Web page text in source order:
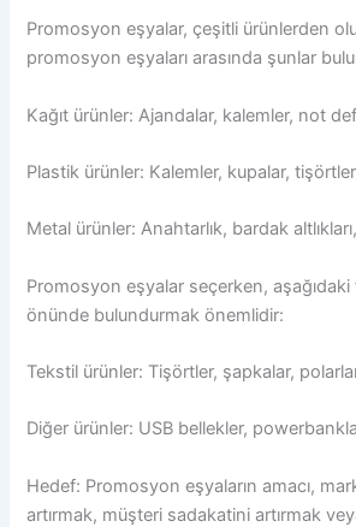
Promosyon eşyalar, çeşitli ürünlerden
promosyon eşyaları arasında şunlar
Kağıt ürünler: Ajandalar, kalemler, not
Plastik ürünler: Kalemler, kupalar,
Metal ürünler: Anahtarlık, bardak
Promosyon eşyalar seçerken,
önünde bulundurmak önemlidir:
Tekstil ürünler: Tişörtler, şapkalar,
Diğer ürünler: USB bellekler,
Hedef: Promosyon eşyaların amacı,
artırmak, müşteri sadakatini artırmak